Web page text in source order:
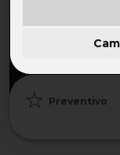
26 Mar
Preventivo